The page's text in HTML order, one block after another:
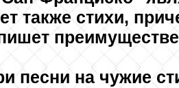
также стихи,
песни на чужие